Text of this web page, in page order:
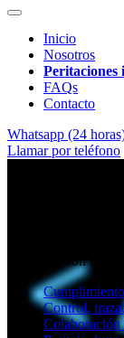
Inicio
Nosotros
Peritaciones
FAQs
Contacto
Whatsapp (24
Llamar por teléfono
Perito
Informes periciales
abogados con toda
Control,
Colaboración